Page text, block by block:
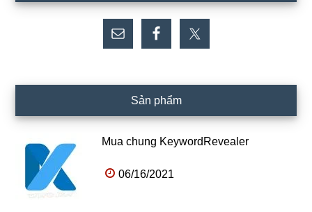
chính
Sản phẩm
Mua chung KeywordRevealer
06/16/2021